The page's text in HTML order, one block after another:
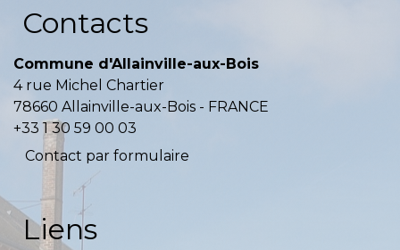
Contacts
Commune d'Allainville-aux-Bois
4 rue Michel Chartier
78660 Allainville-aux-Bois - FRANCE
+33 1 30 59 00 03
Contact par formulaire
Liens